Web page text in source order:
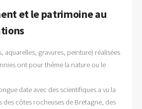
et le patrimoine au
aquarelles, gravures, peinture) réalisées
ont pour thème la nature ou le
date avec des scientifiques a vu la
des côtes rocheuses de Bretagne, des